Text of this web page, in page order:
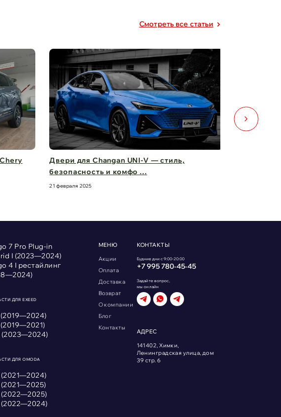
Cмотреть все статьи
Двери для Changan UNI-V — стиль,
безопасность и комфо ...
21 февраля 2025
7 Pro Plug-in
I (2023—2024)
4 I рестайлинг
ДЛЯ EXEED
(2019—2024)
(2019—2021)
(2023—2024)
ДЛЯ OMODA
(2021—2024)
(2021—2025)
(2022—2025)
(2022—2024)
МЕНЮ
Акции
Оплата
Доставка
Возврат
О компании
Блог
Контакты
КОНТАКТЫ
Будние дни с 9:00-20:00
+7 995 780‑45‑45
Задайте вопрос,
мы онлайн
АДРЕС
141402, Химки,
Ленинградская улица, дом
39 стр. 6